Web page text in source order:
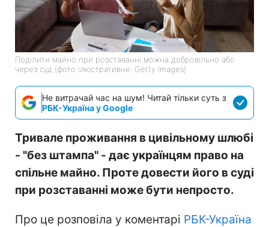
Поділити майно при розставанні можна добровільно або
через суд (фото ілюстративне: Getty Images)
Не витрачай час на шум! Читай тільки суть з
РБК-Україна у Google
Тривале проживання в цивільному шлюбі
- "без штампа" - дає українцям право на
спільне майно. Проте довести його в суді
при розставанні може бути непросто.
Про це розповіла у коментарі РБК-Україна